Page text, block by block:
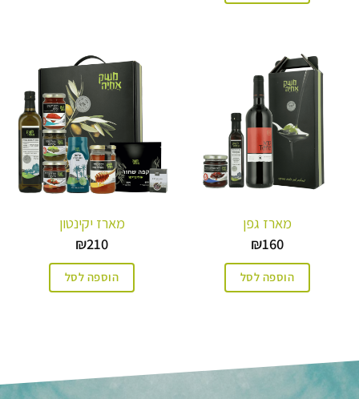
מארז גפן
₪160
הוספה לסל
מארז יקינטון
₪210
הוספה לסל